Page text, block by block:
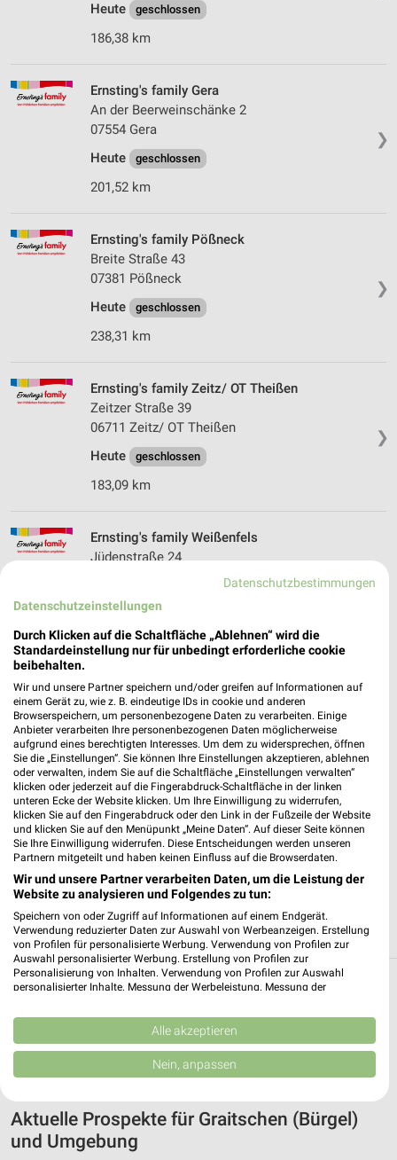
Heute
geschlossen
186,38 km
❯
Ernsting's family Gera
An der Beerweinschänke 2
07554 Gera
Heute
geschlossen
201,52 km
❯
Ernsting's family Pößneck
Breite Straße 43
07381 Pößneck
Heute
geschlossen
238,31 km
❯
Ernsting's family Zeitz/ OT Theißen
Zeitzer Straße 39
06711 Zeitz/ OT Theißen
Heute
geschlossen
183,09 km
Ernsting's family Weißenfels
Jüdenstraße 24
Heute geschlossen
176,65 km
Ernsting's family Rudolstadt
Marktstr. 44
07407 Rudolstadt
Heute geschlossen
245,73 km
Ernsting's family Zeulenroda
Schleizer Straße 5
07937 Zeulenroda
Heute
geschlossen
230,22 km
Filialen zum Thema Spielwaren in
In der Kategorie Spielwaren findest Du aktuelle Filialen und
Öffnungszeiten von z.B. Ernsting's family in der Umgebung vom
Graitschen (Bürgel).
Aktuelle Prospekte für Graitschen (Bürgel)
und Umgebung
Datenschutzbestimmungen
Datenschutzeinstellungen
Durch Klicken auf die Schaltfläche „Ablehnen“ wird die
Standardeinstellung nur für unbedingt erforderliche cookie
beibehalten.
Wir und unsere Partner speichern und/oder greifen auf Informationen auf
einem Gerät zu, wie z. B. eindeutige IDs in cookie und anderen
Browserspeichern, um personenbezogene Daten zu verarbeiten. Einige
Anbieter verarbeiten Ihre personenbezogenen Daten möglicherweise
aufgrund eines berechtigten Interesses. Um dem zu widersprechen, öffnen
Sie die „Einstellungen“. Sie können Ihre Einstellungen akzeptieren, ablehnen
oder verwalten, indem Sie auf die Schaltfläche „Einstellungen verwalten“
klicken oder jederzeit auf die Fingerabdruck-Schaltfläche in der linken
unteren Ecke der Website klicken. Um Ihre Einwilligung zu widerrufen,
klicken Sie auf den Fingerabdruck oder den Link in der Fußzeile der Website
und klicken Sie auf den Menüpunkt „Meine Daten“. Auf dieser Seite können
Sie Ihre Einwilligung widerrufen. Diese Entscheidungen werden unseren
Partnern mitgeteilt und haben keinen Einfluss auf die Browserdaten.
Wir und unsere Partner verarbeiten Daten, um die Leistung der
Website zu analysieren und Folgendes zu tun:
Speichern von oder Zugriff auf Informationen auf einem Endgerät.
Verwendung reduzierter Daten zur Auswahl von Werbeanzeigen. Erstellung
von Profilen für personalisierte Werbung. Verwendung von Profilen zur
Auswahl personalisierter Werbung. Erstellung von Profilen zur
Personalisierung von Inhalten. Verwendung von Profilen zur Auswahl
personalisierter Inhalte. Messung der Werbeleistung. Messung der
Kombinationen von Daten aus verschiedenen Quellen. Entwicklung und
Verbesserung der Angebote. Verwendung reduzierter Daten zur Auswahl
von Inhalten.
Daten können außerhalb der Europäischen Union weitergegeben und in die
USA gesendet werden.
Website/App.
Partnerliste anzeigen (1 IAB-Anbieter)
Wir nutzen Ihre Daten für folgende Zwecke:
Alle akzeptieren
Nein, anpassen